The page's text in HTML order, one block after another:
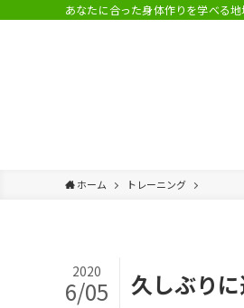
あなたに合った身体作りを学べる
ホーム トレーニング
久しぶり
2020
6/05